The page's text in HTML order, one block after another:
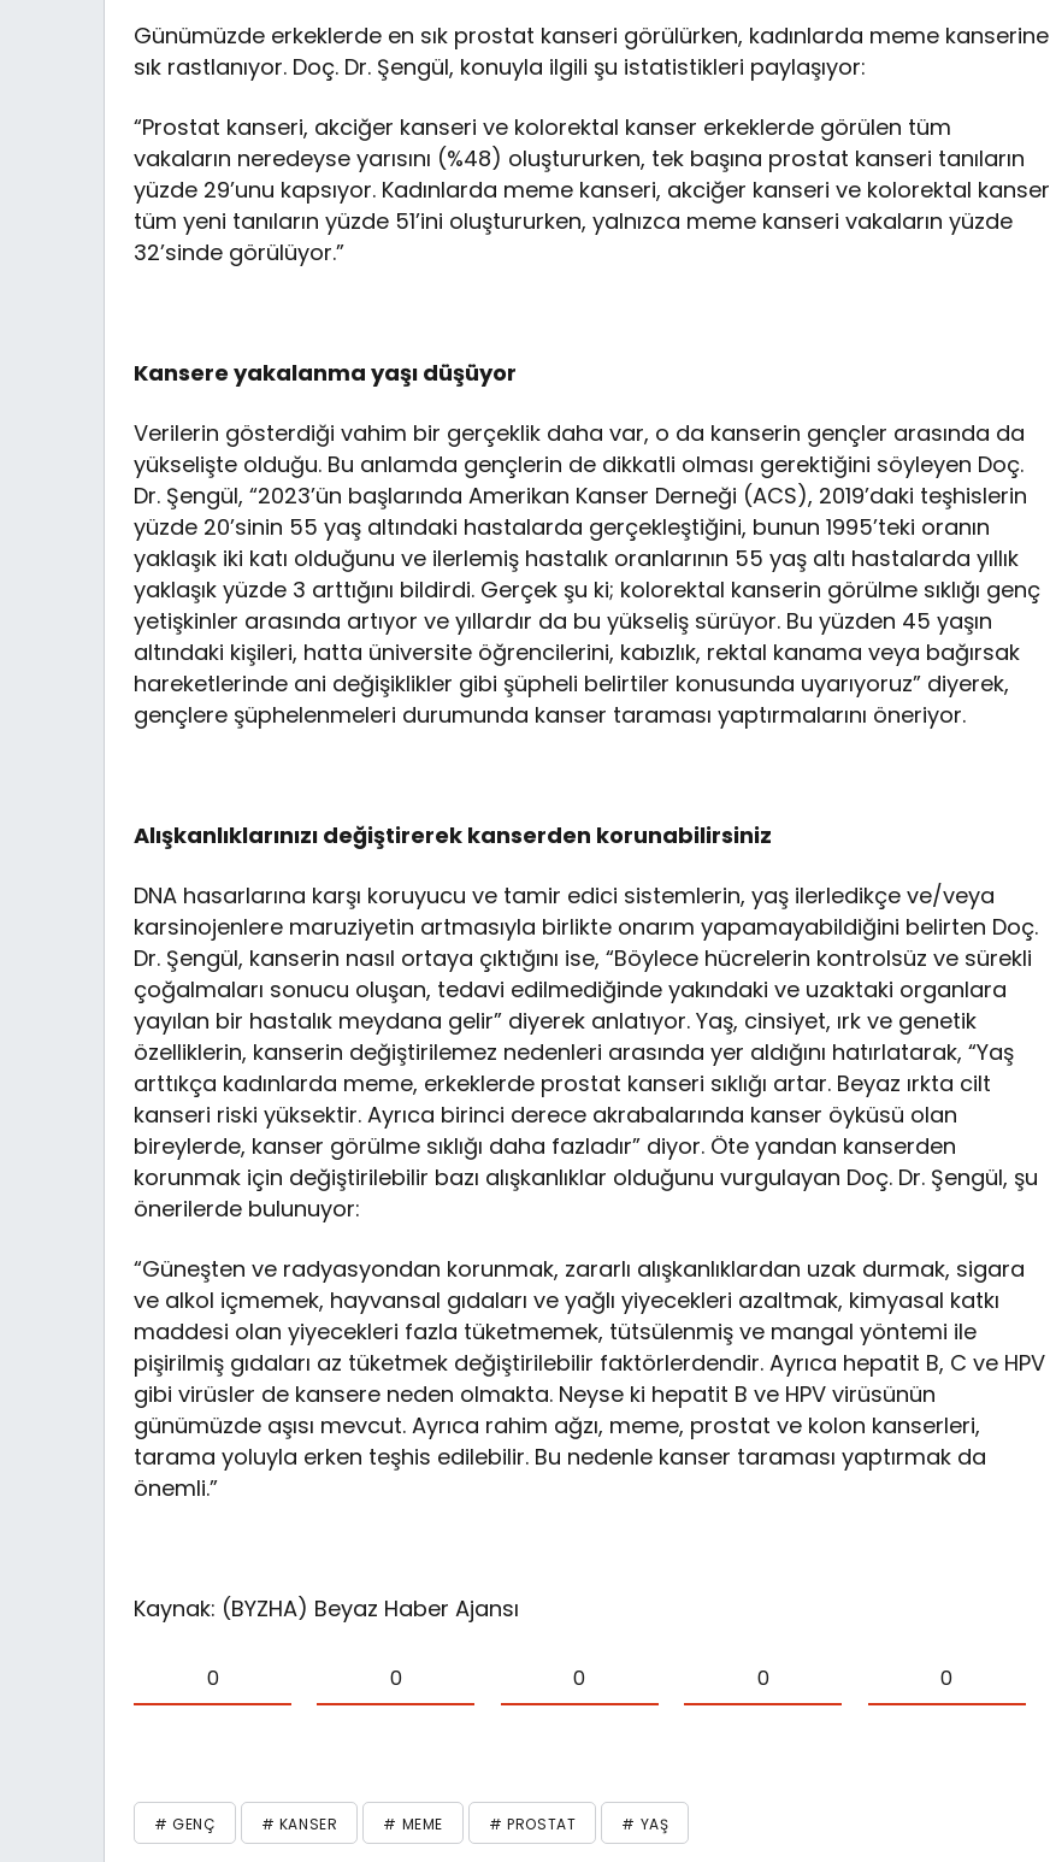
Günümüzde erkeklerde en sık prostat kanseri görülürken, kadınlarda meme kanserine
sık rastlanıyor. Doç. Dr. Şengül, konuyla ilgili şu istatistikleri paylaşıyor:
“Prostat kanseri, akciğer kanseri ve kolorektal kanser erkeklerde görülen tüm
vakaların neredeyse yarısını (%48) oluştururken, tek başına prostat kanseri tanıların
yüzde 29’unu kapsıyor. Kadınlarda meme kanseri, akciğer kanseri ve kolorektal kanser
tüm yeni tanıların yüzde 51’ini oluştururken, yalnızca meme kanseri vakaların yüzde
32’sinde görülüyor.”
Kansere yakalanma yaşı düşüyor
Verilerin gösterdiği vahim bir gerçeklik daha var, o da kanserin gençler arasında da
yükselişte olduğu. Bu anlamda gençlerin de dikkatli olması gerektiğini söyleyen Doç.
Dr. Şengül, “2023’ün başlarında Amerikan Kanser Derneği (ACS), 2019’daki teşhislerin
yüzde 20’sinin 55 yaş altındaki hastalarda gerçekleştiğini, bunun 1995’teki oranın
yaklaşık iki katı olduğunu ve ilerlemiş hastalık oranlarının 55 yaş altı hastalarda yıllık
yaklaşık yüzde 3 arttığını bildirdi. Gerçek şu ki; kolorektal kanserin görülme sıklığı genç
yetişkinler arasında artıyor ve yıllardır da bu yükseliş sürüyor. Bu yüzden 45 yaşın
altındaki kişileri, hatta üniversite öğrencilerini, kabızlık, rektal kanama veya bağırsak
hareketlerinde ani değişiklikler gibi şüpheli belirtiler konusunda uyarıyoruz” diyerek,
gençlere şüphelenmeleri durumunda kanser taraması yaptırmalarını öneriyor.
Alışkanlıklarınızı değiştirerek kanserden korunabilirsiniz
DNA hasarlarına karşı koruyucu ve tamir edici sistemlerin, yaş ilerledikçe ve/veya
karsinojenlere maruziyetin artmasıyla birlikte onarım yapamayabildiğini belirten Doç.
Dr. Şengül, kanserin nasıl ortaya çıktığını ise, “Böylece hücrelerin kontrolsüz ve sürekli
çoğalmaları sonucu oluşan, tedavi edilmediğinde yakındaki ve uzaktaki organlara
yayılan bir hastalık meydana gelir” diyerek anlatıyor. Yaş, cinsiyet, ırk ve genetik
özelliklerin, kanserin değiştirilemez nedenleri arasında yer aldığını hatırlatarak, “Yaş
arttıkça kadınlarda meme, erkeklerde prostat kanseri sıklığı artar. Beyaz ırkta cilt
kanseri riski yüksektir. Ayrıca birinci derece akrabalarında kanser öyküsü olan
bireylerde, kanser görülme sıklığı daha fazladır” diyor. Öte yandan kanserden
korunmak için değiştirilebilir bazı alışkanlıklar olduğunu vurgulayan Doç. Dr. Şengül, şu
önerilerde bulunuyor:
“Güneşten ve radyasyondan korunmak, zararlı alışkanlıklardan uzak durmak, sigara
ve alkol içmemek, hayvansal gıdaları ve yağlı yiyecekleri azaltmak, kimyasal katkı
maddesi olan yiyecekleri fazla tüketmemek, tütsülenmiş ve mangal yöntemi ile
pişirilmiş gıdaları az tüketmek değiştirilebilir faktörlerdendir. Ayrıca hepatit B, C ve HPV
gibi virüsler de kansere neden olmakta. Neyse ki hepatit B ve HPV virüsünün
günümüzde aşısı mevcut. Ayrıca rahim ağzı, meme, prostat ve kolon kanserleri,
tarama yoluyla erken teşhis edilebilir. Bu nedenle kanser taraması yaptırmak da
önemli.”
Kaynak: (BYZHA) Beyaz Haber Ajansı
0 0 0 0 0
# GENÇ # KANSER # MEME # PROSTAT # YAŞ